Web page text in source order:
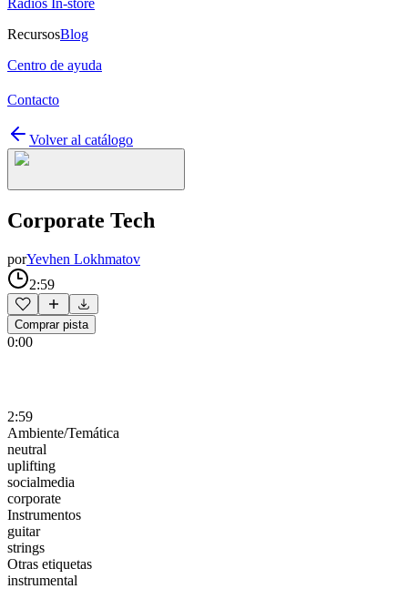
Radios In-store
RecursosBlog
Centro de ayuda
Contacto
Volver al catálogo
Corporate Tech
porYevhen Lokhmatov
2:59
Comprar pista
0:00
2:59
Ambiente/Temática
neutral
uplifting
socialmedia
corporate
Instrumentos
guitar
strings
Otras etiquetas
instrumental